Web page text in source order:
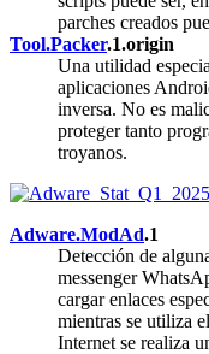
parches creados
Tool.Packer.1.origin
Una utilidad
aplicaciones
inversa. No es
proteger tanto
troyanos.
Adware.ModAd.1
Detección de
messenger
cargar enlaces
mientras se utiliza
Internet se realiza